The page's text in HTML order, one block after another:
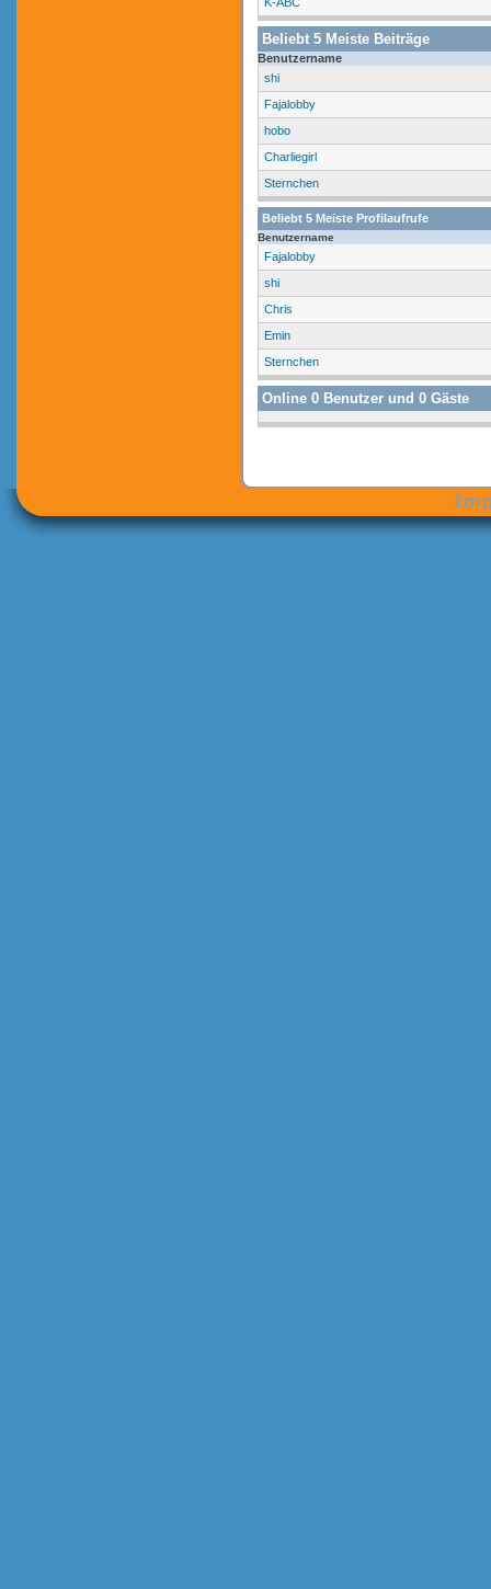
Beliebt 5 Meiste Beiträge
Benutzername
shi
Fajalobby
hobo
Charliegirl
Sternchen
Beliebt 5 Meiste Profilaufrufe
Benutzername
Fajalobby
shi
Chris
Emin
Sternchen
Online 0 Benutzer und 0 Gäste